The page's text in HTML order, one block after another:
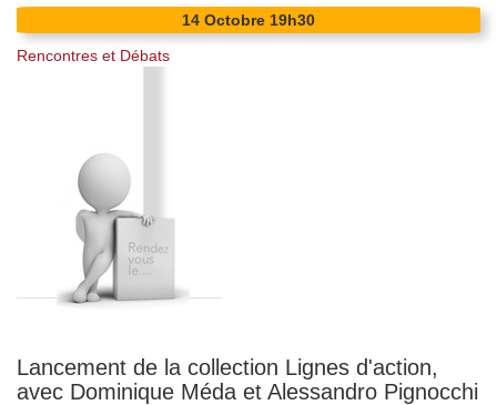
14 Octobre 19h30
Rencontres et Débats
Lancement de la collection Lignes d'action,
avec Dominique Méda et Alessandro Pignocchi